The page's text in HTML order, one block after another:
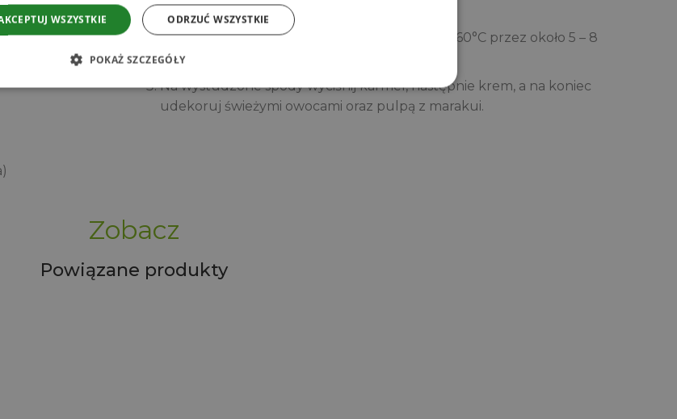
przełóż do worka cukierniczego.
Podpiecz spody w piekarniku nagrzanym do 160°C przez około 5 – 8
minut.
Na wystudzone spody wyciśnij karmel, następnie krem, a na koniec
udekoruj świeżymi owocami oraz pulpą z marakui.
Zobacz
Powiązane produkty
WSZYSTKIE ODRZUĆ WSZYSTKIE
POKAŻ SZCZEGÓŁY